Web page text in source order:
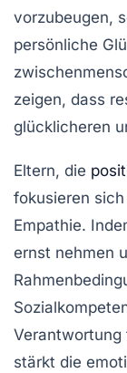
vorzubeugen,
persönliche
zeigen, dass
glücklicheren
Eltern, die
fokusieren
Empathie.
ernst nehmen
Verantwortung
stärkt die